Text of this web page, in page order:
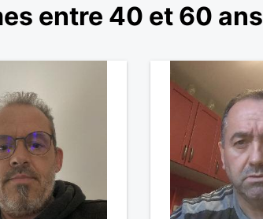
entre 40 et 60 ans